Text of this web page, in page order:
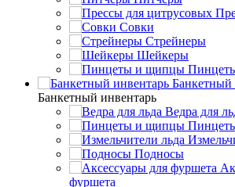
Совки
Стрейнеры
Шейкеры
Банкетный
Банкетный инвентарь
Ведра для
Подносы
фуршета